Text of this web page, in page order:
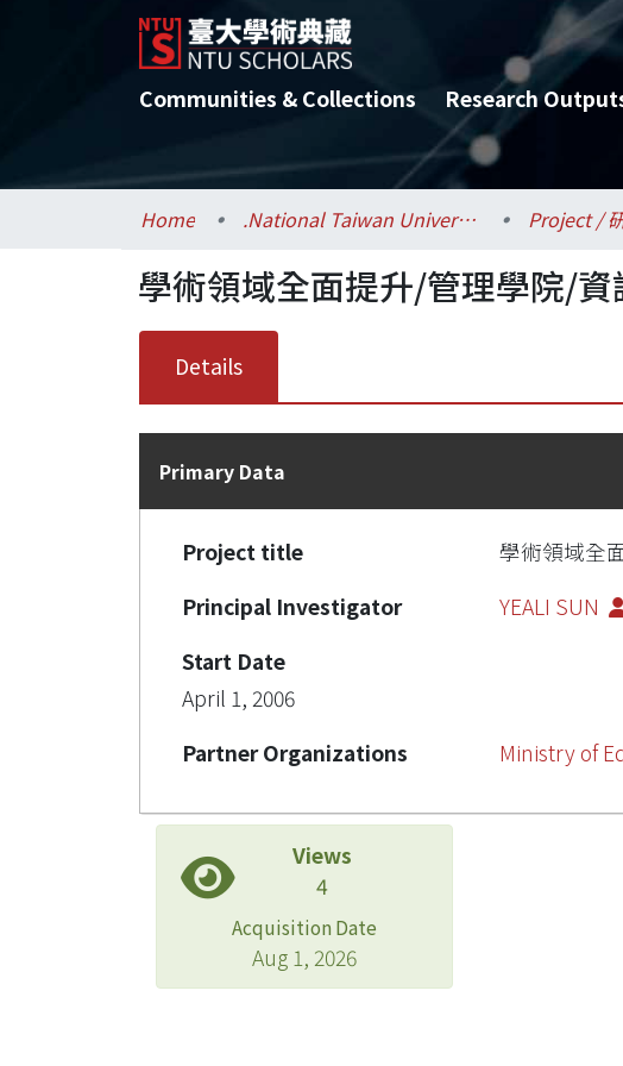
Communities & Collections Research
Home .National Taiwan University / 國立臺灣大學 Project /
學術領域全面提升/管理學院/
Details
Primary Data
Project title
學術領域全
Principal Investigator
YEALI SUN
Start Date
April 1, 2006
Partner Organizations
Ministry of
Views
4
Acquisition Date
Aug 1, 2026